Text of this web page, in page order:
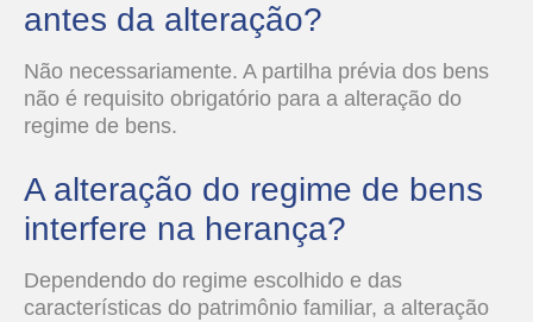
antes da alteração?
Não necessariamente. A partilha prévia dos bens
não é requisito obrigatório para a alteração do
regime de bens.
A alteração do regime de bens
interfere na herança?
Dependendo do regime escolhido e das
características do patrimônio familiar, a alteração